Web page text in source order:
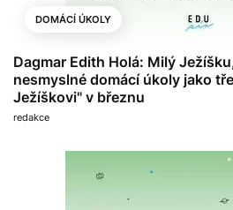
DOMÁCÍ ÚKOLY
Dagmar Edith Holá: Milý
nesmyslné domácí úkoly jako
Ježíškovi" v březnu
redakce